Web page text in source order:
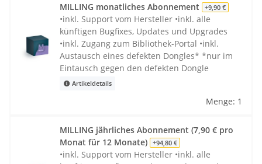
MILLING monatliches Abonnement +9,90 €
•inkl. Support vom Hersteller •inkl. alle
künftigen Bugfixes, Updates und Upgrades
•inkl. Zugang zum Bibliothek-Portal •inkl.
Austausch eines defekten Dongles* *nur im
Eintausch gegen den defekten Dongle
Artikeldetails
Menge: 1
MILLING jährliches Abonnement (7,90 € pro
Monat für 12 Monate)
+94,80 €
•inkl. Support vom Hersteller •inkl. alle